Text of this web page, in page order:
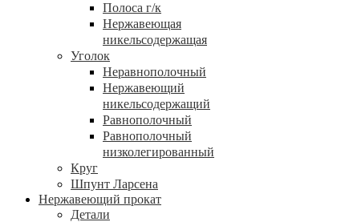
Полоса г/к
Нержавеющая
никельсодержащая
Уголок
Неравнополочный
Нержавеющий
никельсодержащий
Равнополочный
Равнополочный
низколегированный
Круг
Шпунт Ларсена
Нержавеющий прокат
Детали